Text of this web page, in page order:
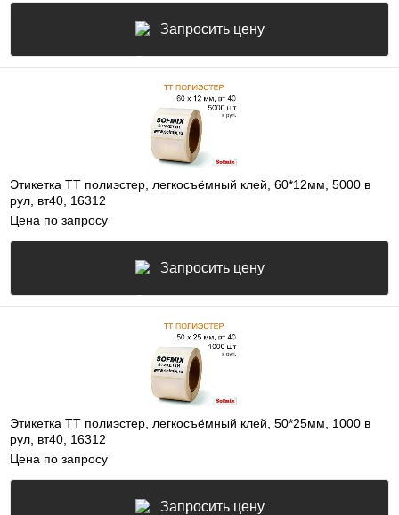
Запросить цену
Этикетка ТТ полиэстер, легкосъёмный клей, 60*12мм, 5000 в
рул, вт40, 16312
Цена по запросу
Запросить цену
Этикетка ТТ полиэстер, легкосъёмный клей, 50*25мм, 1000 в
рул, вт40, 16312
Цена по запросу
Запросить цену